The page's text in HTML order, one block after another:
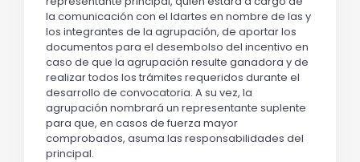
la comunicación con el Idartes en nombre de las y
los integrantes de la agrupación, de aportar los
documentos para el desembolso del incentivo en
caso de que la agrupación resulte ganadora y de
realizar todos los trámites requeridos durante el
desarrollo de convocatoria. A su vez, la
agrupación nombrará un representante suplente
para que, en casos de fuerza mayor
comprobados, asuma las responsabilidades del
principal.